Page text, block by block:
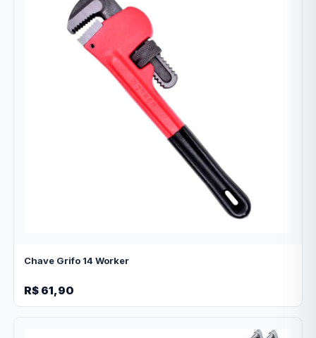
Chave Grifo 14 Worker
R$ 61,90